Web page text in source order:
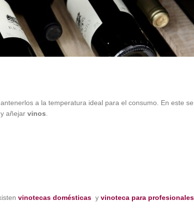
a la temperatura ideal para el consumo. En este
añejar vinos
vinotecas domésticas y vinoteca para profesionales